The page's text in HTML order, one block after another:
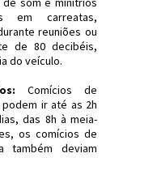
em carreatas,
reuniões ou
de 80 decibéis,
do veículo.
Comícios de
ir até as 2h
das 8h à meia-
os comícios de
também deviam